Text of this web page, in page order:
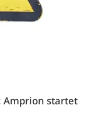
Amprion startet